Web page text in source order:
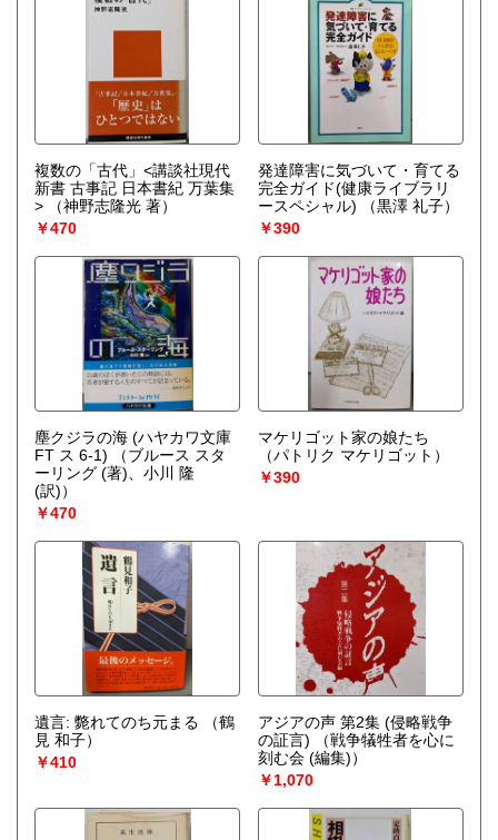
複数の「古代」<講談社現代
新書 古事記 日本書紀 万葉集
>
（神野志隆光 著）
￥470
発達障害に気づいて・育てる
完全ガイド(健康ライブラリ
ースペシャル)
（黒澤 礼子）
￥390
塵クジラの海 (ハヤカワ文庫
FT ス 6-1)
（ブルース スタ
ーリング (著)、小川 隆
(訳)）
￥470
マケリゴット家の娘たち
（パトリク マケリゴット）
￥390
遺言: 斃れてのち元まる
（鶴
見 和子）
￥410
アジアの声 第2集 (侵略戦争
の証言)
（戦争犠牲者を心に
刻む会 (編集)）
￥1,070